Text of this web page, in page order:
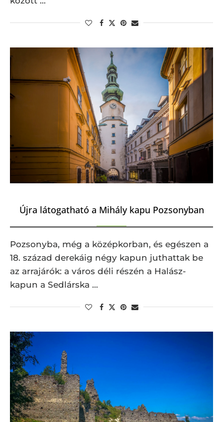
Újra látogatható a Mihály kapu Pozsonyban
Pozsonyba, még a középkorban, és egészen a
18. század derekáig négy kapun juthattak be
az arrajárók: a város déli részén a Halász-
kapun a Sedlárska …